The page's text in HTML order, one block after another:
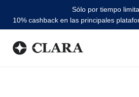
Sólo por tiempo
10% cashback en las principales